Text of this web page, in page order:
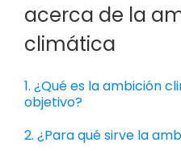
acerca de la
climática
1. ¿Qué es la ambición
objetivo?
2. ¿Para qué sirve la